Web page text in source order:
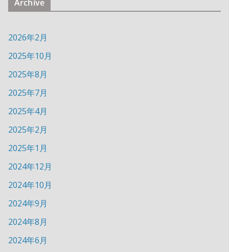
Archive
2026年2月
2025年10月
2025年8月
2025年7月
2025年4月
2025年2月
2025年1月
2024年12月
2024年10月
2024年9月
2024年8月
2024年6月